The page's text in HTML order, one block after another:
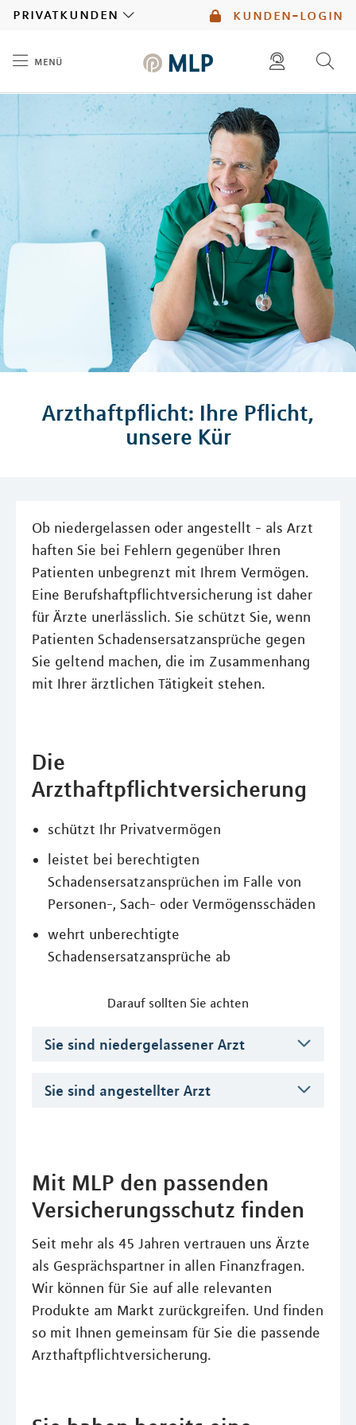
kunden-login
privatkunden
menü
diese website durchsuchen
mlp berater finden
Arzthaftpflicht: Ihre Pflicht,
unsere Kür
Ob niedergelassen oder angestellt - als Arzt
haften Sie bei Fehlern gegenüber Ihren
Patienten unbegrenzt mit Ihrem Vermögen.
Eine Berufshaftpflichtversicherung ist daher
für Ärzte unerlässlich. Sie schützt Sie, wenn
Patienten Schadensersatzansprüche gegen
Sie geltend machen, die im Zusammenhang
mit Ihrer ärztlichen Tätigkeit stehen.
Die
Arzthaftpflichtversicherung
schützt Ihr Privatvermögen
leistet bei berechtigten
Schadensersatzansprüchen im Falle von
Personen-, Sach- oder Vermögensschäden
wehrt unberechtigte
Schadensersatzansprüche ab
Darauf sollten Sie achten
Sie sind niedergelassener Arzt
Sie sind angestellter Arzt
Mit MLP den passenden
Versicherungsschutz finden
Seit mehr als 45 Jahren vertrauen uns Ärzte
als Gesprächspartner in allen Finanzfragen.
Wir können für Sie auf alle relevanten
Produkte am Markt zurückgreifen. Und finden
so mit Ihnen gemeinsam für Sie die passende
Arzthaftpflichtversicherung.